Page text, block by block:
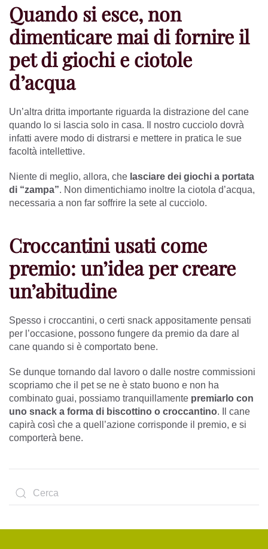
Quando si esce, non
dimenticare mai di fornire il
pet di giochi e ciotole
d’acqua
Un’altra dritta importante riguarda la distrazione del cane
quando lo si lascia solo in casa. Il nostro cucciolo dovrà
infatti avere modo di distrarsi e mettere in pratica le sue
facoltà intellettive.
Niente di meglio, allora, che lasciare dei giochi a portata
di “zampa”. Non dimentichiamo inoltre la ciotola d’acqua,
necessaria a non far soffrire la sete al cucciolo.
Croccantini usati come
premio: un’idea per creare
un’abitudine
Spesso i croccantini, o certi snack appositamente pensati
per l’occasione, possono fungere da premio da dare al
cane quando si è comportato bene.
Se dunque tornando dal lavoro o dalle nostre commissioni
scopriamo che il pet se ne è stato buono e non ha
combinato guai, possiamo tranquillamente premiarlo con
uno snack a forma di biscottino o croccantino. Il cane
capirà così che a quell’azione corrisponde il premio, e si
comporterà bene.